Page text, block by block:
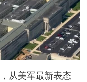
从美军最新表态